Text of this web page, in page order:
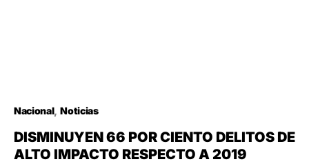
Nacional Noticias
DISMINUYEN 66 POR CIENTO DELITOS DE
ALTO IMPACTO RESPECTO A 2019